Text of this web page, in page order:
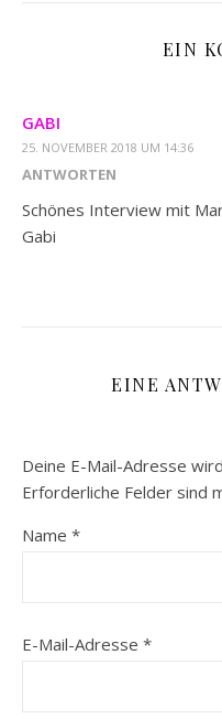
EIN
GABI
25. NOVEMBER 2018 UM 14:36
ANTWORTEN
Schönes Interview mit
Gabi
EINE
Deine E-Mail-Adresse
Erforderliche Felder sind
Name *
E-Mail-Adresse *